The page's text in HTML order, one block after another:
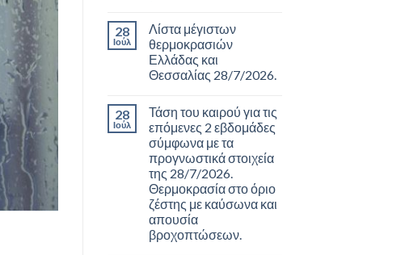
28
Ιούλ
Λίστα μέγιστων
θερμοκρασιών
Ελλάδας και
Θεσσαλίας 28/7/2026.
28
Ιούλ
Τάση του καιρού για τις
επόμενες 2 εβδομάδες
σύμφωνα με τα
προγνωστικά στοιχεία
της 28/7/2026.
Θερμοκρασία στο όριο
ζέστης με καύσωνα και
απουσία
βροχοπτώσεων.